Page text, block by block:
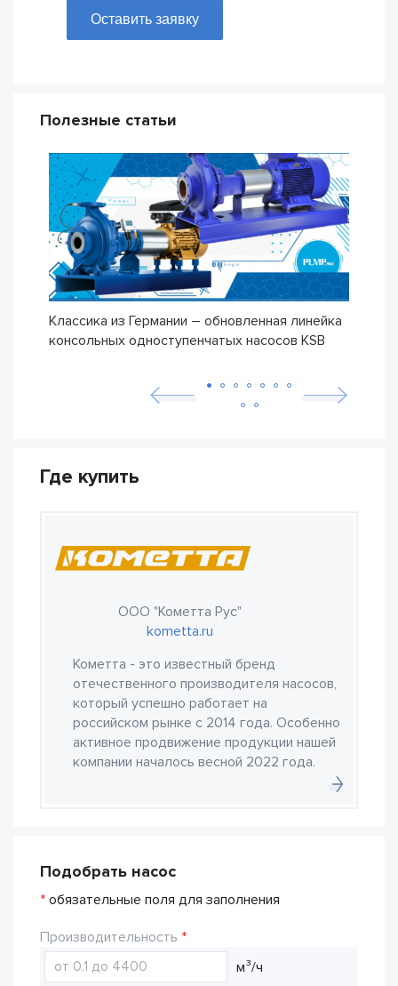
Оставить заявку
Полезные статьи
Классика из Германии – обновленная линейка
консольных одноступенчатых насосов KSB
Где купить
ООО "Кометта Рус"
kometta.ru
Кометта - это известный бренд
отечественного производителя насосов,
который успешно работает на
российском рынке с 2014 года. Особенно
активное продвижение продукции нашей
компании началось весной 2022 года.
Подобрать насос
* обязательные поля для заполнения
Производительность
м³/ч